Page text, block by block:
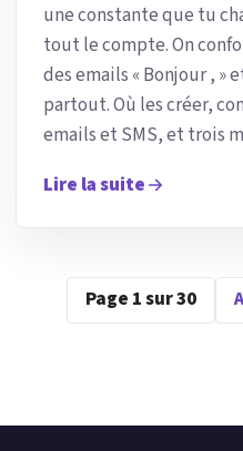
une constante que tu
tout le compte. On
des emails « Bonjour , »
partout. Où les créer,
emails et SMS, et trois
Lire la suite
Page 1 sur 30